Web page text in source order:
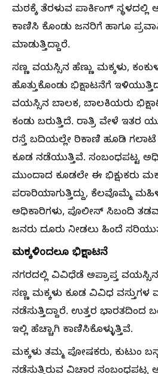
ಮಠಕ್ಕೆ ತೆರಳುವ ಪಾರ್ಕಿಂಗ್‌ ಸ್ಥಳದಲ್ಲಿ
ಕಾಣಿಸಿ ಕೊಂಡು ಜನರಿಗೆ ಹಾಗೂ
ಮಾಡುತ್ತಿದ್ದಾರೆ.
ಸಣ್ಣ ವಯಸ್ಸಿನ ಹೆಣ್ಣು ಮಕ್ಕಳು,
ಹೊತ್ತುಕೊಂಡು ಭಿಕ್ಷಾಟನೆಗೆ
ವಯಸ್ಸಿನ ಬಾಲಕ, ಬಾಲಕಿಯರು
ಕಂಡು ಬರುತ್ತಿದೆ. ರಾತ್ರಿ ವೇಳೆ
ರಸ್ತೆ ಬದಿಯಲ್ಲೇ ಠಿಕಾಣಿ ಹೂಡಿ
ಕೂಡ ನಡೆಯುತ್ತಿವೆ. ಸಂಬಂಧಪಟ್ಟ
ಮುಂದಾದ ಕೂಡಲೇ ಈ ಭಿಕ್ಷುಕರು
ಪರಾರಿಯಾಗುತ್ತಿದ್ದು, ಕೆಲವೊಮ್ಮೆ
ಅಧಿಕಾರಿಗಳು, ಪೊಲೀಸ್‌ ಸಿಬಂದಿ
ಜನರು ದೂರು ನೀಡಲು ಹಿಂದೆ
ಮಕ್ಕಳಿಂದಲೂ ಭಿಕ್ಷಾಟನೆ
ನಗರದಲ್ಲಿ ವಿವಿಧೆಡೆ ಅಪ್ರಾಪ್ತ
ಸಣ್ಣ ಮಕ್ಕಳು ಕೂಡ ವಿವಿಧ ವಸ್ತುಗಳ
ನಡೆಸುತ್ತಿದ್ದಾರೆ. ಉತ್ತರ ಭಾರತದಿಂದ
ಇಲ್ಲಿ ಹೆಚ್ಚಾಗಿ ಕಾಣಿಸಿಕೊಳ್ಳುತ್ತಿವೆ.
ಮಕ್ಕಳು ತಮ್ಮ ಪೋಷಕರು, ಕುಟುಂ